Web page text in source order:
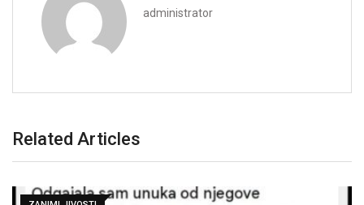
administrator
Related Articles